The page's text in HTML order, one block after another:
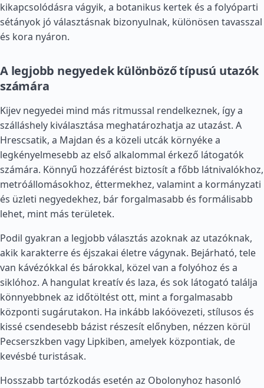
kikapcsolódásra vágyik, a botanikus kertek és a folyóparti
sétányok jó választásnak bizonyulnak, különösen tavasszal
és kora nyáron.
A legjobb negyedek különböző típusú utazók
számára
Kijev negyedei mind más ritmussal rendelkeznek, így a
szálláshely kiválasztása meghatározhatja az utazást. A
Hrescsatik, a Majdan és a közeli utcák környéke a
legkényelmesebb az első alkalommal érkező látogatók
számára. Könnyű hozzáférést biztosít a főbb látnivalókhoz,
metróállomásokhoz, éttermekhez, valamint a kormányzati
és üzleti negyedekhez, bár forgalmasabb és formálisabb
lehet, mint más területek.
Podil gyakran a legjobb választás azoknak az utazóknak,
akik karakterre és éjszakai életre vágynak. Bejárható, tele
van kávézókkal és bárokkal, közel van a folyóhoz és a
siklóhoz. A hangulat kreatív és laza, és sok látogató találja
könnyebbnek az időtöltést ott, mint a forgalmasabb
központi sugárutakon. Ha inkább lakóövezeti, stílusos és
kissé csendesebb bázist részesít előnyben, nézzen körül
Pecserszkben vagy Lipkiben, amelyek központiak, de
kevésbé turistásak.
Hosszabb tartózkodás esetén az Obolonyhoz hasonló